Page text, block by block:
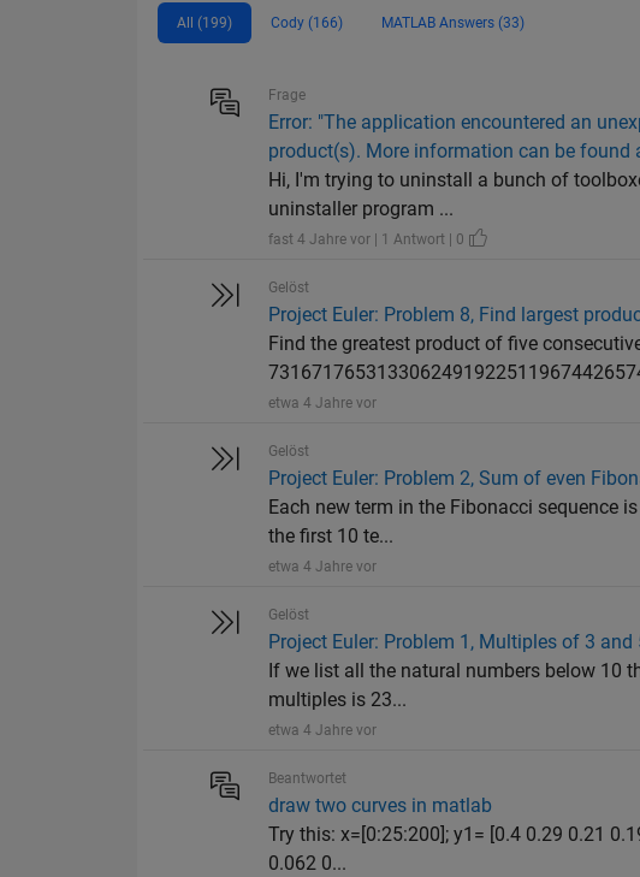
All (199) Cody (166) MATLAB Answers (33)
Frage
Error: "The application encountered an
product(s). More information can be found
Hi, I'm trying to uninstall a bunch of
uninstaller program ...
fast 4 Jahre vor | 1 Antwort | 0
Gelöst
Project Euler: Problem 8, Find largest
Find the greatest product of five
etwa 4 Jahre vor
Gelöst
Project Euler: Problem 2, Sum of even
Each new term in the Fibonacci sequence
the first 10 te...
etwa 4 Jahre vor
Gelöst
Project Euler: Problem 1, Multiples of 3 and
If we list all the natural numbers below 10
multiples is 23...
etwa 4 Jahre vor
Beantwortet
draw two curves in matlab
Try this: x=[0:25:200]; y1= [0.4 0.29 0.21
0.062 0...